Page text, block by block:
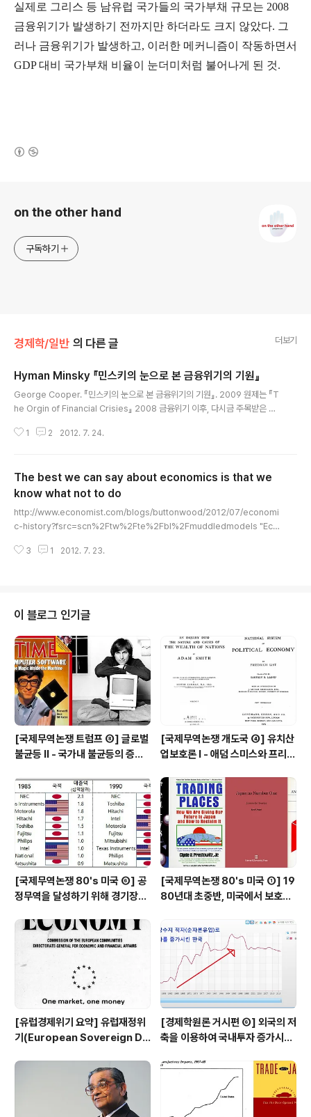
실제로 그리스 등 남유럽 국가들의 국가부채 규모는 2008
금융위기가 발생하기 전까지만 하더라도 크지 않았다. 그
러나 금융위기가 발생하고, 이러한 메커니즘이 작동하면서
GDP 대비 국가부채 비율이 눈더미처럼 불어나게 된 것.
on the other hand
구독하기
경제학/일반 의 다른 글 더보기
Hyman Minsky 『민스키의 눈으로 본 금융위기의 기원』
George Cooper. 『민스키의 눈으로 본 금융위기의 기원』. 2009 원제는 『T
he Orgin of Financial Crisies』 2008 금융위기 이후, 다시금 주목받은 경
man Minsky는 "시장은 가격변화에 맞춰 균형을 이루어나간다"라는 '효율적
pothesis'를 제시한다. 이 책은 Hyman Minsky의 금융불안정성가설을 토대
로 "금융위기가 발생하는 원인"를 다루는 책인데, 사실 어디까지가 저자 Geor
ge Co..
1 2 2012. 7. 24.
The best we can say about economics is that we
know what not to do
http://www.economist.com/blogs/buttonwood/2012/07/economi
c-history?fsrc=scn%2Ftw%2Fte%2Fbl%2Fmuddledmodels "Eco
say about economics is that we know what not to do; we have pl
3 1 2012. 7. 23.
이 블로그 인기글
[국제무역논쟁 트럼프 ⑧] 글로벌
불균등 Ⅱ - 국가내 불균등의 증가
역 때문인가 기술변화 때문인가
[국제무역논쟁 개도국 ④] 유치산
업보호론 Ⅰ - 애덤 스미스와 프리드
[국제무역논쟁 80's 미국 ⑥] 공
정무역을 달성하기 위해 경기장을
도체 분쟁과 전략적 무역 정책 논
[국제무역논쟁 80's 미국 ①] 19
80년대 초중반, 미국에서 보호주
ctionism)
[유럽경제위기 요약] 유럽재정위
기(European Sovereign De
[경제학원론 거시편 ⑥] 외국의 저
축을 이용하여 국내투자 증가시키
것인가?